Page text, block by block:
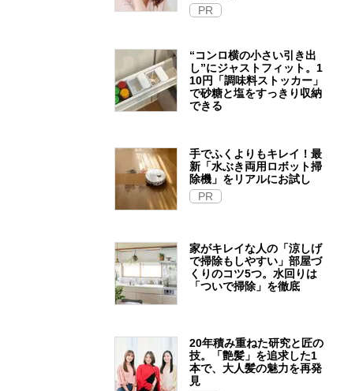
PR
“コンロ横の小さい引き出
し”にジャストフィット。1
10円「調味料ストッカー」
で砂糖と塩をすっきり収納
できる
手でふくよりもキレイ！最
新「水ぶき両用ロボット掃
除機」をリアルにお試し
PR
家がキレイな人の「涼しげ
で掃除もしやすい」部屋づ
くりのコツ5つ。水回りは
「ついで掃除」を徹底
20年積み重ねた研究と匠の
技。「艶髪」を追求した1
本で、大人髪の魅力を再発
見